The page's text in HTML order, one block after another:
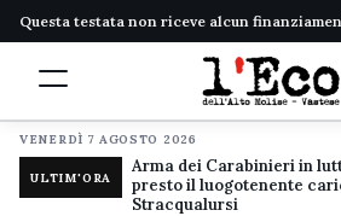
Questa testata non riceve alcun
VENERDÌ 7 AGOSTO 2026
ULTIM'ORA
Arma dei Carabinieri in
presto il luogotenente
Stracqualursi